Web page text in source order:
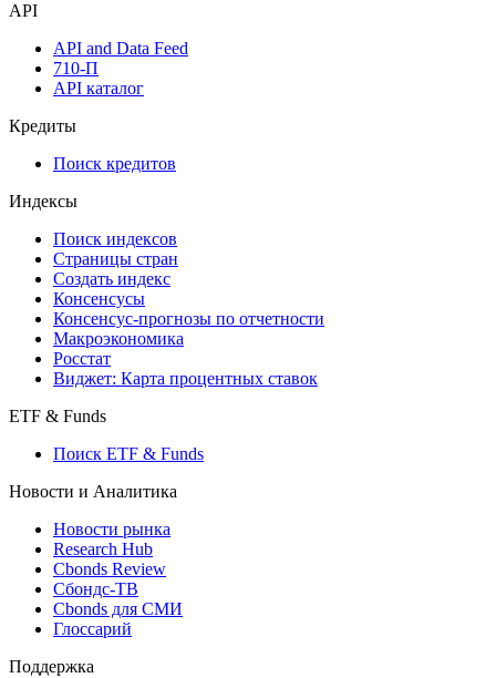
API
API and Data Feed
710-П
API каталог
Кредиты
Поиск кредитов
Индексы
Поиск индексов
Страницы стран
Создать индекс
Консенсусы
Консенсус-прогнозы по отчетности
Макроэкономика
Росстат
Виджет: Карта процентных ставок
ETF & Funds
Поиск ETF & Funds
Новости и Аналитика
Новости рынка
Research Hub
Cbonds Review
Сбондс-ТВ
Cbonds для СМИ
Глоссарий
Поддержка